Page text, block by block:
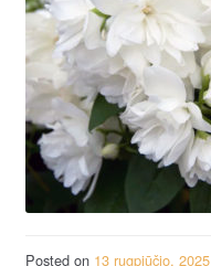
Posted on 13 rugpjūčio, 2025